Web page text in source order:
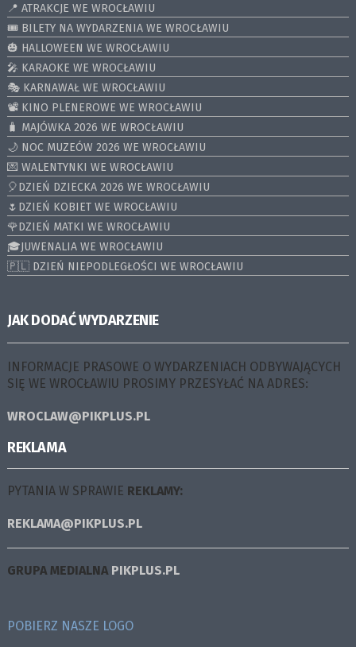
📍 ATRAKCJE WE WROCŁAWIU
🎟️ BILETY NA WYDARZENIA WE WROCŁAWIU
🎃 HALLOWEEN WE WROCŁAWIU
🎤 KARAOKE WE WROCŁAWIU
🎭 KARNAWAŁ WE WROCŁAWIU
📽️ KINO PLENEROWE WE WROCŁAWIU
🧳 MAJÓWKA 2026 WE WROCŁAWIU
🌙 NOC MUZEÓW 2026 WE WROCŁAWIU
💌 WALENTYNKI WE WROCŁAWIU
🎈DZIEŃ DZIECKA 2026 WE WROCŁAWIU
🌷DZIEŃ KOBIET WE WROCŁAWIU
🌹DZIEŃ MATKI WE WROCŁAWIU
🎓JUWENALIA WE WROCŁAWIU
🇵🇱 DZIEŃ NIEPODLEGŁOŚCI WE WROCŁAWIU
JAK DODAĆ WYDARZENIE
INFORMACJE PRASOWE O WYDARZENIACH ODBYWAJĄCYCH
SIĘ WE WROCŁAWIU PROSIMY PRZESYŁAĆ NA ADRES:
WROCLAW@PIKPLUS.PL
REKLAMA
PYTANIA W SPRAWIE REKLAMY:
REKLAMA@PIKPLUS.PL
GRUPA MEDIALNA PIKPLUS.PL
POBIERZ NASZE LOGO